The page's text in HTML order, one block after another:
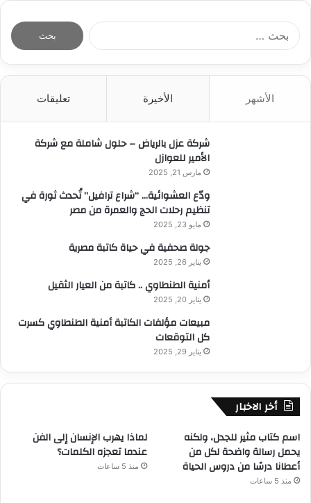
الأشهر الأخيرة تعليقات
شركة عزل بالرياض – حلول شاملة مع شركة
الأمير للعوازل
مارس 21, 2025
ودّع العشوائية… “شراع ترافيل” تُحدث ثورة في
تنظيم رحلات الحج والعمرة من مصر
مايو 23, 2025
جولة صحفية في حياة كاتبة مصرية
يناير 26, 2025
أمنية الطنطاوي .. كاتبة من العيار الثقيل
يناير 20, 2025
مبيعات مؤلفات الكاتبة أمنية الطنطاوي كسرت
كل التوقعات
يناير 29, 2025
أخر الاخبار
​اسم كتاب مثير للجدل، ولكنه
يحمل رسالة واضحة لكل من
أعطانا درسًا من دروس الحياة
منذ 5 ساعات
لماذا يهرب الإنسان إلى الفن
عندما تعجزه الكلمات؟
منذ 5 ساعات